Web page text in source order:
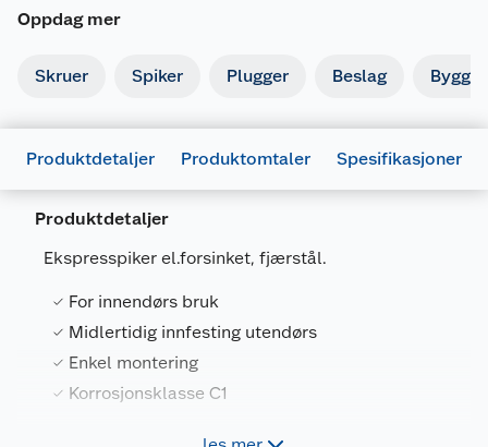
Oppdag mer
Skruer Spiker Plugger Beslag
Produktdetaljer Produktomtaler Spesifikasjoner
Produktdetaljer
Ekspresspiker el.forsinket, fjærstål.
For innendørs bruk
Midlertidig innfesting utendørs
Enkel montering
Korrosjonsklasse C1
Leverandørens artikkelnummer